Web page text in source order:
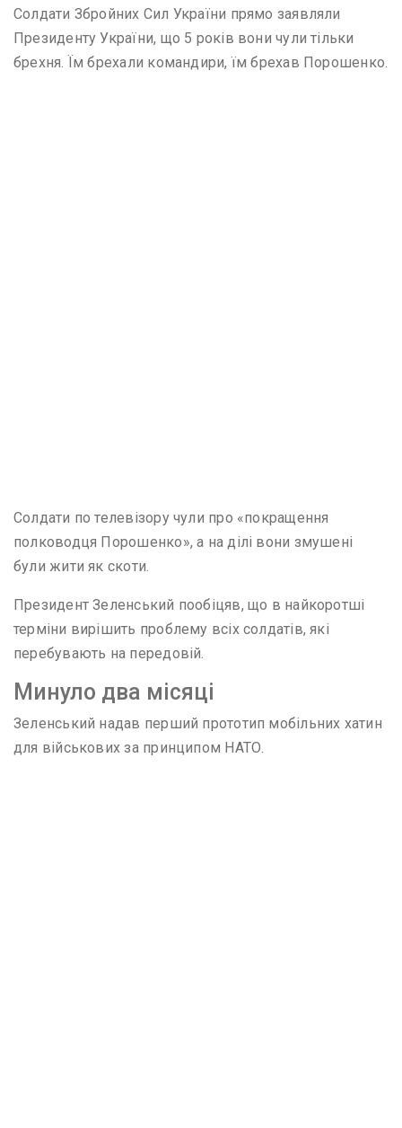
Солдати Збройних Сил України прямо заявляли
Президенту України, що 5 років вони чули тільки
брехня. Їм брехали командири, їм брехав Порошенко.
Солдати по телевізору чули про «покращення
полководця Порошенко», а на ділі вони змушені
були жити як скоти.
Президент Зеленський пообіцяв, що в найкоротші
терміни вирішить проблему всіх солдатів, які
перебувають на передовій.
Минуло два місяці
Зеленський надав перший прототип мобільних хатин
для військових за принципом НАТО.